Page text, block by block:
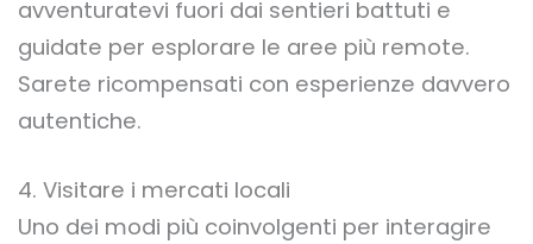
avventuratevi fuori dai sentieri battuti e
guidate per esplorare le aree più remote.
Sarete ricompensati con esperienze davvero
autentiche.
4. Visitare i mercati locali
Uno dei modi più coinvolgenti per interagire